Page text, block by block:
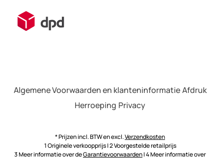
Algemene Voorwaarden en klanteninformatie Afdruk
Herroeping Privacy
* Prijzen incl. BTW en excl.Verzendkosten
1 Originele verkoopprijs | 2 Voorgestelde retailprijs
3 Meer informatie over deGarantievoorwaarden| 4 Meer informatie over